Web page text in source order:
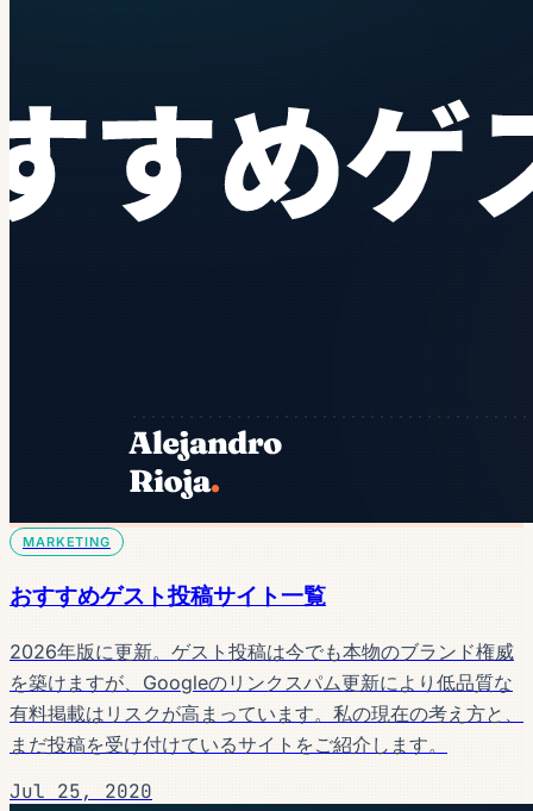
MARKETING
おすすめゲスト投稿サイト一覧
2026年版に更新。ゲスト投稿は今でも本物のブランド権威
を築けますが、Googleのリンクスパム更新により低品質な
有料掲載はリスクが高まっています。私の現在の考え方と、
まだ投稿を受け付けているサイトをご紹介します。
Jul 25, 2020